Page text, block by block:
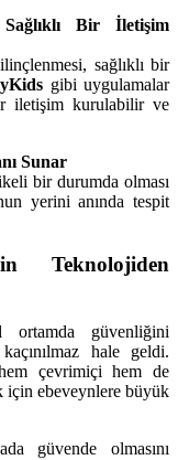
Bir İletişim
sağlıklı bir
gibi uygulamalar
iletişim kurulabilir ve
Sunar
bir durumda olması
yerini anında tespit
Teknolojiden
ortamda güvenliğini
hale geldi.
çevrimiçi hem de
için ebeveynlere büyük
güvende olmasını